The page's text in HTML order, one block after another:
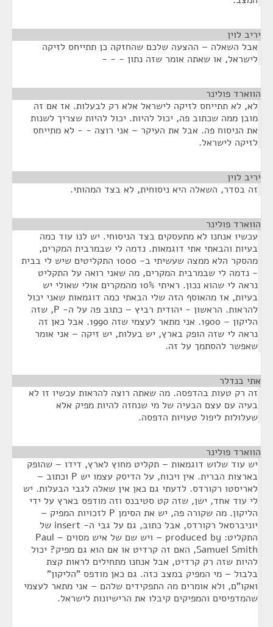
יריב לוין
אבל השאלה – ההצעה שלכם שהחזקה כן תתייחס לזיקה
לישראל, או שאתה אומר שזה נתון - - -
הווארד פולינר
לא, לא תתייחס לזיקה לישראל אלא רק לבעלות. אז אם זה
מובן ממה שכתוב פה, יכול להיות. יכול להיות שצריך לשנות
את הניסוח פה. אבל את העיקר – אני רוצה - - לא מתייחס
לזיקה לישראל.
יריב לוין
זה בסדר, השאלה היא ניסוחית, לא בצד המהותי.
הווארד פולינר
עכשיו אנחנו לא מתעסקים בצד הניסוחי. יש לנו עוד כמה
בעיות והבאתי אתי דוגמאות. נדמה לי שבמרבית המקרים,
מהסקר הלא ממצה שעשיתי ב- 1000 התקליטים שיש לי בבית
- נדמה לי שבמרבית המקרים, מה שאני רואה על התקליט
נראה לי שהוא נכון. ראיתי 10% מהמקרים אולי שאולי יש
בעיות, אז מהאוסף הזה שלי הבאתי כמה דוגמאות שאני יכול
להראות. הראשון - יהודית רביץ – כתוב פה על ה- P, שזה
הליקון – 1900. אני מתאר לעצמי שזה 1990. אבל כאן זה
נראה לי שזה הופק בארץ, יש בעלות, יש זיקה – אני אומר
שאפשר להסתמך על זה.
אתי בנדלר
זה רק טעות בהדפסה. מה שאתה רוצה להראות עכשיו זו לא
בעיה עם עצם הבעיה של מי שנחזה להיות מפיק אלא
שעלולות ליפול טעויות הדפסה.
הווארד פולינר
יש עוד שלוש דוגמאות – תקליט מחוץ לארץ, דידו – שהופק
בארצות הברית. אין ויכוח, על הדיסק עצמו יש P וכתוב –
לאריסטו רקורדס. לדעתי גם כאן אין שאלה לגבי הבעלות. יש
לי עוד אחד, ישן, שזה קט סטיבנס וזה מודפס בארץ על ידי
הליקון. מה שקורה פה, יש את הסימן P לזכויות המפיק –
יוניברסאל רקורדס, אבל כתוב, גם על גבי ה- insert של
התקליט: produced by – ויש שם של איש מסוים – Paul
Samuel Smith, האם זה קרדיט או אם הוא גם מפיק? יכול
להיות שזה רק קרדיט, אבל אנחנו מתחילים לראות קצת
בלבול – מי המפיק במצב כזה. גם כאן מודפס "הליקון"
ואקו"ם, ולא אומרים מה התפקידים שלהם – אני מתאר לעצמי
שהמדפיסים והמפיקים קיבלו את הרישיונות לישראל.